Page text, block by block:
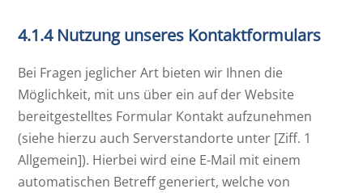
4.1.4 Nutzung unseres Kontaktformulars
Bei Fragen jeglicher Art bieten wir Ihnen die
Möglichkeit, mit uns über ein auf der Website
bereitgestelltes Formular Kontakt aufzunehmen
(siehe hierzu auch Serverstandorte unter [Ziff. 1
Allgemein]). Hierbei wird eine E-Mail mit einem
automatischen Betreff generiert, welche von